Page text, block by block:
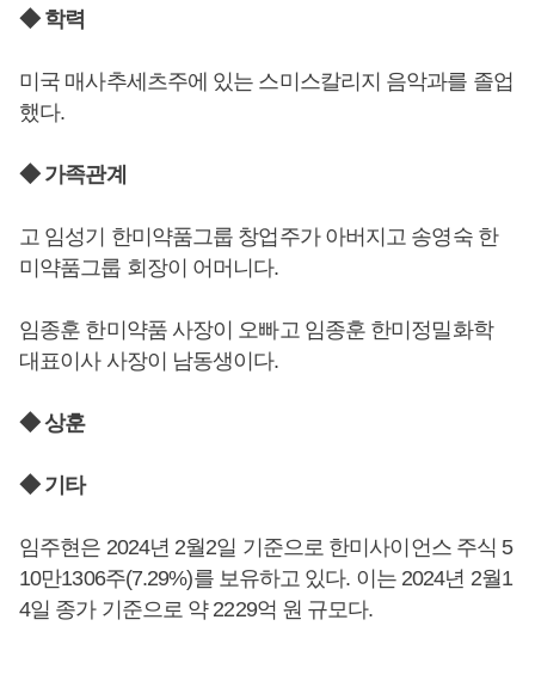
◆ 학력
미국 매사추세츠주에 있는 스미스칼리지 음악과를 졸업
했다.
◆ 가족관계
고 임성기 한미약품그룹 창업주가 아버지고 송영숙 한
미약품그룹 회장이 어머니다.
임종훈 한미약품 사장이 오빠고 임종훈 한미정밀화학
대표이사 사장이 남동생이다.
◆ 상훈
◆ 기타
임주현은 2024년 2월2일 기준으로 한미사이언스 주식 5
10만1306주(7.29%)를 보유하고 있다. 이는 2024년 2월1
4일 종가 기준으로 약 2229억 원 규모다.